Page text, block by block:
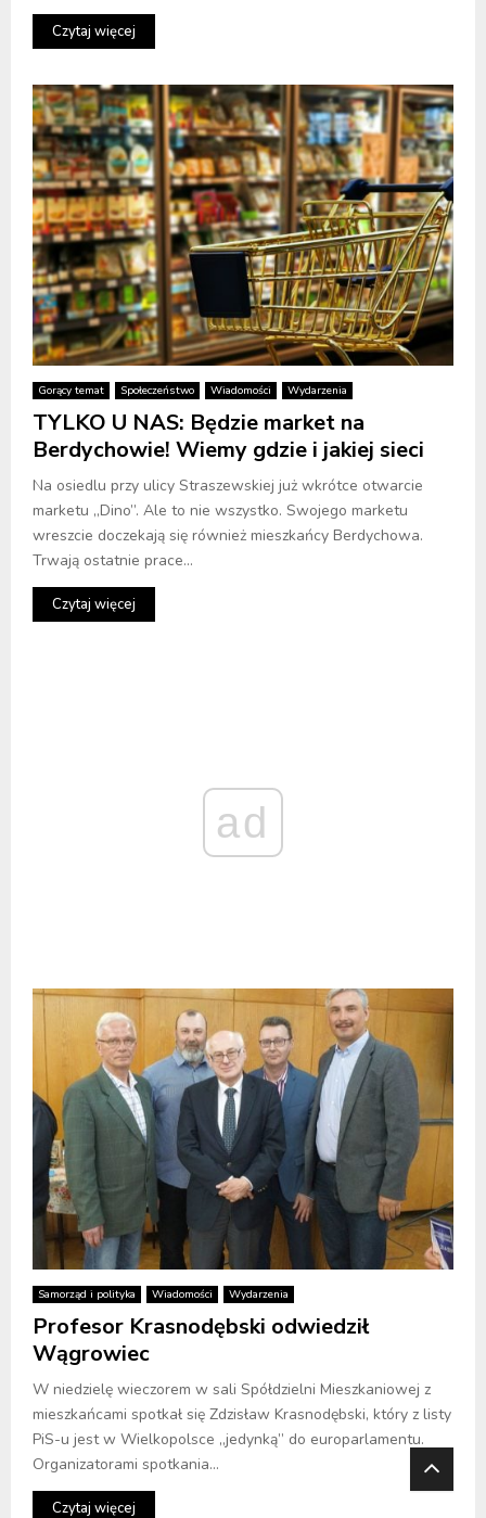
Czytaj więcej
Gorący temat Społeczeństwo Wiadomości Wydarzenia
TYLKO U NAS: Będzie market na
Berdychowie! Wiemy gdzie i jakiej sieci
Na osiedlu przy ulicy Straszewskiej już wkrótce otwarcie
marketu „Dino”. Ale to nie wszystko. Swojego marketu
wreszcie doczekają się również mieszkańcy Berdychowa.
Trwają ostatnie prace...
Czytaj więcej
ad
Samorząd i polityka Wiadomości Wydarzenia
Profesor Krasnodębski odwiedził
Wągrowiec
W niedzielę wieczorem w sali Spółdzielni Mieszkaniowej z
mieszkańcami spotkał się Zdzisław Krasnodębski, który z listy
PiS-u jest w Wielkopolsce „jedynką” do europarlamentu.
Organizatorami spotkania...
Czytaj więcej